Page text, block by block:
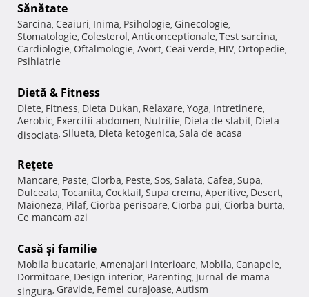
Sănătate
Sarcina, Ceaiuri, Inima, Psihologie, Ginecologie,
Stomatologie, Colesterol, Anticonceptionale, Test sarcina,
Cardiologie, Oftalmologie, Avort, Ceai verde, HIV, Ortopedie,
Psihiatrie
Dietă & Fitness
Diete, Fitness, Dieta Dukan, Relaxare, Yoga, Intretinere,
Aerobic, Exercitii abdomen, Nutritie, Dieta de slabit, Dieta
disociata, Silueta, Dieta ketogenica, Sala de acasa
Reţete
Mancare, Paste, Ciorba, Peste, Sos, Salata, Cafea, Supa,
Dulceata, Tocanita, Cocktail, Supa crema, Aperitive, Desert,
Maioneza, Pilaf, Ciorba perisoare, Ciorba pui, Ciorba burta,
Ce mancam azi
Casă şi familie
Mobila bucatarie, Amenajari interioare, Mobila, Canapele,
Dormitoare, Design interior, Parenting, Jurnal de mama
singura, Gravide, Femei curajoase, Autism